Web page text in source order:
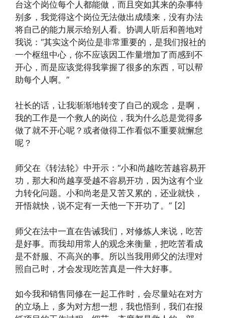
台这个岗位每个人都能做，而且突如其来的杂事特
别多，我觉得这个岗位无法做出成绩来，没有办法
将自己的能力展示给别人看。协调人听后和善地对
我说：“其实这个岗位是非常重要的，是我们报社的
一个枢纽中心，你不应该因工作量增加了而感到不
开心，而是应该觉得我掌握了很多的东西，可以帮
助每个人啊。”
社长的话，让我渐渐地转变了自己的观念，是啊，
我的工作是一个救人的岗位，我为什么总是觉得多
做了就不开心呢？或者做得工作看似不重要就懈怠
呢？
师父在《转法轮》中开示：“小和尚越吃苦越容易开
功，那大和尚越享受越不容易开功，因为这有个业
力转化问题。小和尚老是又苦又累的，还业就快，
开悟就快，说不定有一天他一下开功了。” [2]
师父在法中一直在告诫我们，对修炼人来说，吃苦
是好事。而我却用常人的观念来衡量，把吃苦看成
是不舒服、不高兴的事。所以当我用师父的法理对
照自己时，才会发现吃苦真是一件大好事。
如今我和销售同修在一起工作时，会尽量站在对方
的立场上，多为对方想一想，我也悟到，我们在报